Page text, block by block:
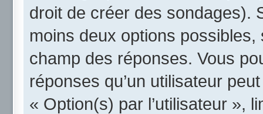
droit de créer des sondages).
moins deux options
champ des réponses. Vous
réponses qu’un utilisateur
« Option(s) par l’utilisateur »,